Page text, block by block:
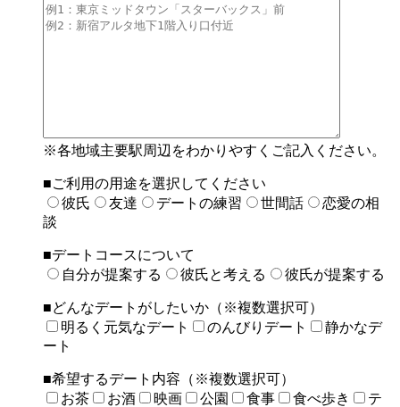
※各地域主要駅周辺をわかりやすくご記入ください。
■ご利用の用途を選択してください
彼氏
友達 デートの練習 世間話
恋愛の相
談
■デートコースについて
自分が提案する
彼氏と考える 彼氏が提案する
■どんなデートがしたいか（※複数選択可）
明るく元気なデート
のんびりデート
静かなデ
ート
■希望するデート内容（※複数選択可）
お茶
お酒 映画 公園 食事 食べ歩き
テ